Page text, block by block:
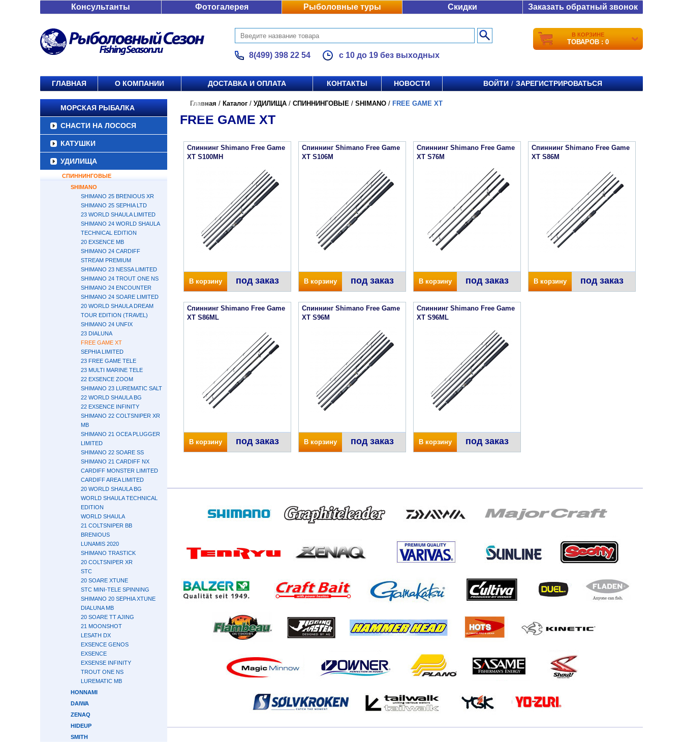
Консультанты Фотогалерея Рыболовные туры Скидки Заказать обратный звонок
8(499) 398 22 54 с 10 до 19 без выходных
В КОРЗИНЕ
ТОВАРОВ : 0
ГЛАВНАЯ О КОМПАНИИ ДОСТАВКА И ОПЛАТА КОНТАКТЫ НОВОСТИ ВОЙТИ / ЗАРЕГИСТРИРОВАТЬСЯ
МОРСКАЯ РЫБАЛКА
СНАСТИ НА ЛОСОСЯ
КАТУШКИ
УДИЛИЩА
СПИННИНГОВЫЕ
SHIMANO
SHIMANO 25 BRENIOUS XR
SHIMANO 25 SEPHIA LTD
23 WORLD SHAULA LIMITED
SHIMANO 24 WORLD SHAULA
TECHNICAL EDITION
20 EXSENCE MB
SHIMANO 24 CARDIFF
STREAM PREMIUM
SHIMANO 23 NESSA LIMITED
SHIMANO 24 TROUT ONE NS
SHIMANO 24 ENCOUNTER
SHIMANO 24 SOARE LIMITED
20 WORLD SHAULA DREAM
TOUR EDITION (TRAVEL)
SHIMANO 24 UNFIX
23 DIALUNA
FREE GAME XT
SEPHIA LIMITED
23 FREE GAME TELE
23 MULTI MARINE TELE
22 EXSENCE ZOOM
SHIMANO 23 LUREMATIC SALT
22 WORLD SHAULA BG
22 EXSENCE INFINITY
SHIMANO 22 COLTSNIPER XR
MB
SHIMANO 21 OCEA PLUGGER
LIMITED
SHIMANO 22 SOARE SS
SHIMANO 21 CARDIFF NX
CARDIFF MONSTER LIMITED
CARDIFF AREA LIMITED
20 WORLD SHAULA BG
WORLD SHAULA TECHNICAL
EDITION
WORLD SHAULA
21 COLTSNIPER BB
BRENIOUS
LUNAMIS 2020
SHIMANO TRASTICK
20 COLTSNIPER XR
STC
20 SOARE XTUNE
STC MINI-TELE SPINNING
SHIMANO 20 SEPHIA XTUNE
DIALUNA MB
20 SOARE TT AJING
21 MOONSHOT
LESATH DX
EXSENCE GENOS
EXSENCE
EXSENSE INFINITY
TROUT ONE NS
LUREMATIC MB
HONNAMI
DAIWA
ZENAQ
HIDEUP
SMITH
Главная / Каталог / УДИЛИЩА / СПИННИНГОВЫЕ / SHIMANO / FREE GAME XT
FREE GAME XT
Спиннинг Shimano Free Game
XT S100MH
В корзину под заказ
Спиннинг Shimano Free Game
XT S106M
В корзину под заказ
Спиннинг Shimano Free Game
XT S76M
В корзину под заказ
Спиннинг Shimano Free Game
XT S86M
В корзину под заказ
Спиннинг Shimano Free Game
XT S86ML
В корзину под заказ
Спиннинг Shimano Free Game
XT S96M
В корзину под заказ
Спиннинг Shimano Free Game
XT S96ML
В корзину под заказ